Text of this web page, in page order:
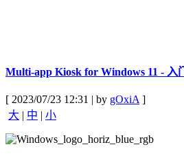
Multi-app Kiosk for Windows 11 - 入门
[ 2023/07/23 12:31 | by gOxiA]
大 | 中 | 小